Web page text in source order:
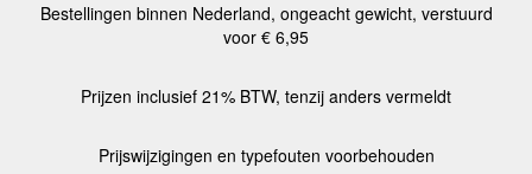
Bestellingen binnen Nederland, ongeacht gewicht, verstuurd
voor € 6,95
Prijzen inclusief 21% BTW, tenzij anders vermeldt
Prijswijzigingen en typefouten voorbehouden